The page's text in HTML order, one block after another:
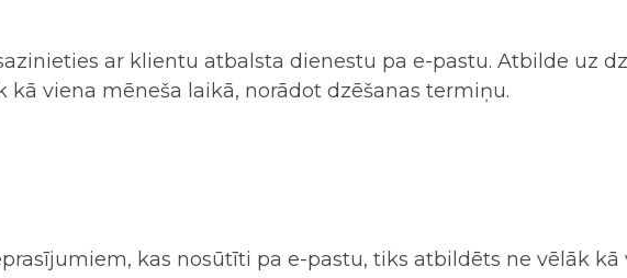
ar klientu atbalsta dienestu pa e-pastu. Atbilde uz
viena mēneša laikā, norādot dzēšanas termiņu.
kas nosūtīti pa e-pastu, tiks atbildēts ne vēlāk kā